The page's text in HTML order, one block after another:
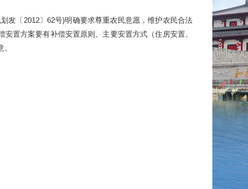
〔2012〕62号)明确要求尊重农民意愿，维护农民合法
置方案要有补偿安置原则、主要安置方式（住房安置、